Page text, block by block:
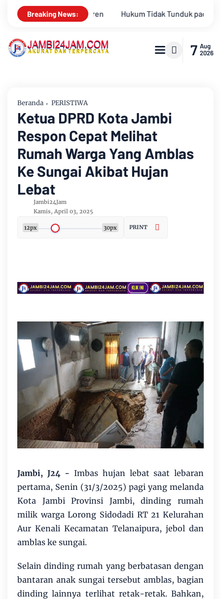
Breaking News:
Tunduk pada Persepsi: Kritik Terhadap Monopoli
7 Aug
2026
Beranda PERISTIWA
Ketua DPRD Kota Jambi
Respon Cepat Melihat
Rumah Warga Yang Amblas
Ke Sungai Akibat Hujan
Lebat
Jambi24Jam
Kamis, April 03, 2025
12px 30px PRINT
Jambi, J24 -Imbas hujan lebat saat lebaran
pertama, Senin (31/3/2025) pagi yang melanda
Kota Jambi Provinsi Jambi, dinding rumah
milik warga Lorong Sidodadi RT 21 Kelurahan
Aur Kenali Kecamatan Telanaipura, jebol dan
amblas ke sungai.
Selain dinding rumah yang berbatasan dengan
bantaran anak sungai tersebut amblas, bagian
dinding lainnya terlihat retak-retak. Bahkan,